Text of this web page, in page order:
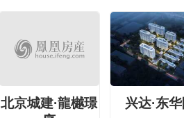
北京城建·龍樾璟
兴达·东